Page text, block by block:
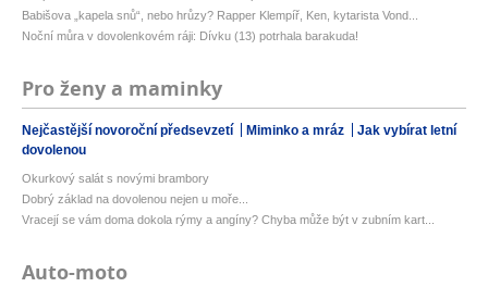
Babišova „kapela snů“, nebo hrůzy? Rapper Klempíř, Ken, kytarista Vond...
Noční můra v dovolenkovém ráji: Dívku (13) potrhala barakuda!
Pro ženy a maminky
Nejčastější novoroční předsevzetí Miminko a mráz
Jak vybírat letní
dovolenou
Okurkový salát s novými brambory
Dobrý základ na dovolenou nejen u moře...
Vracejí se vám doma dokola rýmy a angíny? Chyba může být v zubním kart...
Auto-moto